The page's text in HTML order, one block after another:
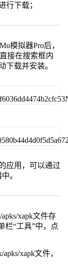
行下载；
模拟器Pro后，
接在搜索框内
下载并安装。
应用，可以通过
。
xapk文件存
栏“工具”中，点
xapk文件，